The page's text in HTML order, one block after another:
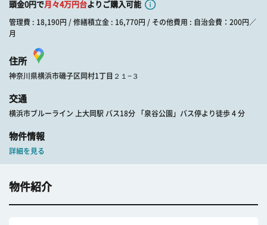
頭金0円で月々4万円台よりご購入可能
管理費 : 18,190円 / 修繕積立金 : 16,770円 / その他費用 : 自治会費：200円／
月
住所
神奈川県横浜市磯子区岡村1丁目２１−３
交通
横浜市ブルーライン 上大岡駅 バス18分 「泉谷公園」バス停より徒歩 4 分
物件情報
詳細を見る
物件紹介